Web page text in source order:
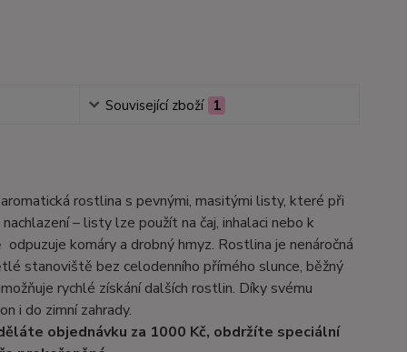
Související zboží 1
rostlina s pevnými, masitými listy, které při
– listy lze použít na čaj, inhalaci nebo k
komáry a drobný hmyz. Rostlina je nenáročná
stanoviště bez celodenního přímého slunce, běžný
rychlé získání dalších rostlin. Díky svému
i do zimní zahrady.
objednávku za 1000 Kč, obdržíte speciální